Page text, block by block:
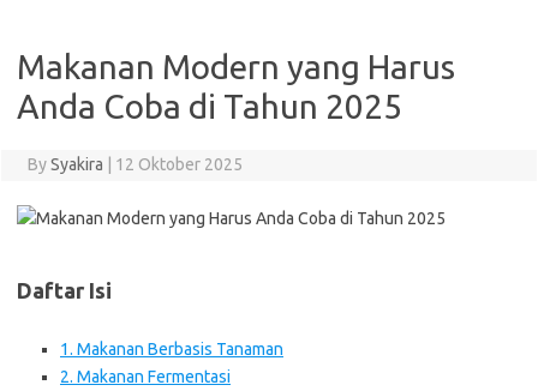
Makanan Modern yang Harus
Anda Coba di Tahun 2025
BySyakira 12 Oktober 2025
Daftar Isi
1. Makanan Berbasis Tanaman
2. Makanan Fermentasi